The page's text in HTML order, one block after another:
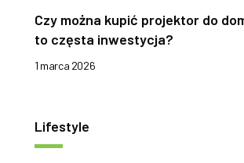
Czy można kupić projektor do
to częsta inwestycja?
1 marca 2026
Lifestyle